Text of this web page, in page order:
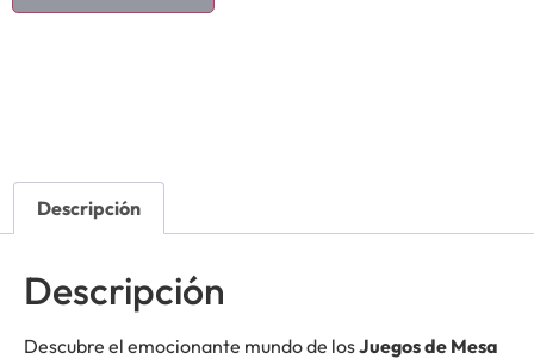
Descripción
Descripción
Descubre el emocionante mundo de losJuegos de Mesa